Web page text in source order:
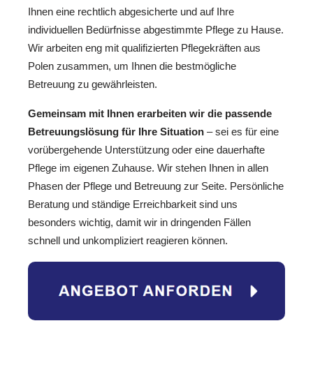
Ihnen eine rechtlich abgesicherte und auf Ihre
individuellen Bedürfnisse abgestimmte Pflege zu Hause.
Wir arbeiten eng mit qualifizierten Pflegekräften aus
Polen zusammen, um Ihnen die bestmögliche
Betreuung zu gewährleisten.
Gemeinsam mit Ihnen erarbeiten wir die passende
Betreuungslösung für Ihre Situation – sei es für eine
vorübergehende Unterstützung oder eine dauerhafte
Pflege im eigenen Zuhause. Wir stehen Ihnen in allen
Phasen der Pflege und Betreuung zur Seite. Persönliche
Beratung und ständige Erreichbarkeit sind uns
besonders wichtig, damit wir in dringenden Fällen
schnell und unkompliziert reagieren können.